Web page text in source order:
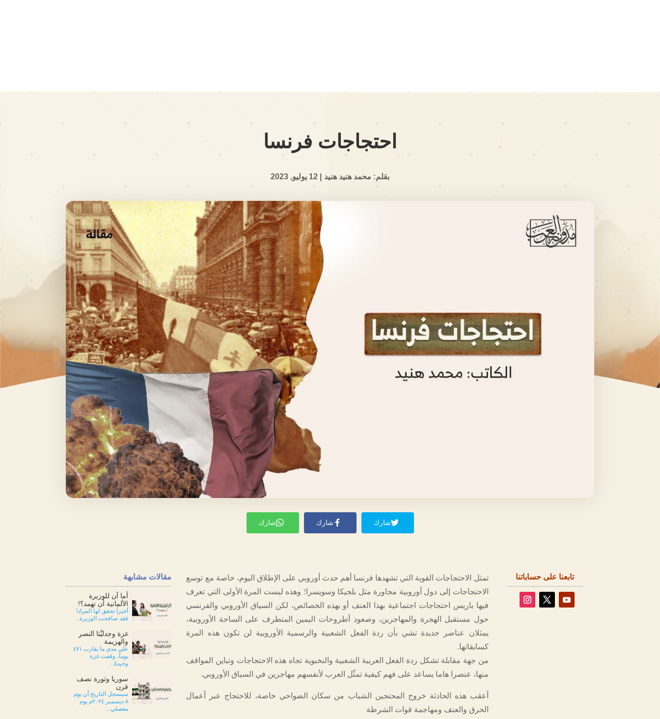
احتجاجات فرنسا
بقلم: محمد هنيد هنيد
شارك شارك شارك
مقالات مشابهة
أما آن للوزيرة
الألمانية أن تهمد؟!
أخيراً تحقق لها المراد!
فقد صافحت الوزيرة...
غزة وجدليَّتا النصر
والهزيمة
على مدى ما يقارب ٤٧١
يوماً، وقفت غزة
وحيدةً...
سوريا وثورة نصف
قرن
سيسجل التاريخ أن يوم
٨ ديسمبر ٢٠٢٤م يوم
مفصلي...
تمثل الاحتجاجات القوية التي تشهدها فرنسا أهم حدث أوروبي على الإطلاق اليوم، خاصة مع توسع
الاحتجاجات إلى دول أوروبية مجاورة مثل بلجيكا وسويسرا؛ وهذه ليست المرة الأولى التي تعرف
فيها باريس احتجاجات اجتماعية بهذا العنف أو بهذه الخصائص، لكن السياق الأوروبي والفرنسي
حول مستقبل الهجرة والمهاجرين، وصعود أطروحات اليمين المتطرف على الساحة الأوروبية،
يمثلان عناصر جديدة تشي بأن ردة الفعل الشعبية والرسمية الأوروبية لن تكون هذه المرة
كسابقاتها.
من جهة مقابلة تشكل ردة الفعل العربية الشعبية والنخبوية تجاه هذه الاحتجاجات وتباين المواقف
منها، عنصرا هاما يساعد على فهم كيفية تمثّل العرب لأنفسهم مهاجرين في السياق الأوروبي.
أعقب هذه الحادثة خروج المحتجين الشباب من سكان الضواحي خاصة، للاحتجاج عبر أعمال
الحرق والعنف ومهاجمة قوات الشرطة
تابعنا على حساباتنا